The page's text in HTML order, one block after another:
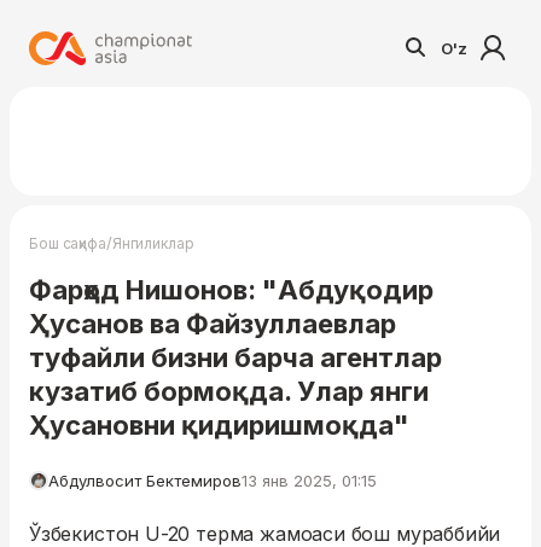
O'z
Бош саҳифа/Янгиликлар
Фарҳод Нишонов: "Абдуқодир
Ҳусанов ва Файзуллаевлар
туфайли бизни барча агентлар
кузатиб бормоқда. Улар янги
Ҳусановни қидиришмоқда"
Абдулвосит Бектемиров13 янв 2025, 01:15
Ўзбекистон U-20 терма жамоаси бош мураббийи